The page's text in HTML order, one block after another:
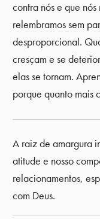
contra nós e que
relembramos sem
desproporcional.
cresçam e se
elas se tornam.
porque quanto mais
A raiz de amargura
atitude e nosso
relacionamentos,
com Deus.